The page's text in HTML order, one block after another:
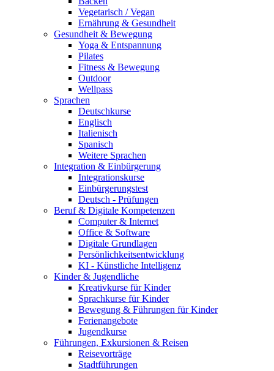
Vegetarisch / Vegan
Ernährung & Gesundheit
Gesundheit & Bewegung
Yoga & Entspannung
Pilates
Fitness & Bewegung
Outdoor
Wellpass
Sprachen
Deutschkurse
Englisch
Italienisch
Spanisch
Weitere Sprachen
Integration & Einbürgerung
Integrationskurse
Einbürgerungstest
Deutsch - Prüfungen
Beruf & Digitale Kompetenzen
Computer & Internet
Office & Software
Digitale Grundlagen
Persönlichkeitsentwicklung
KI - Künstliche Intelligenz
Kinder & Jugendliche
Kreativkurse für Kinder
Sprachkurse für Kinder
Bewegung & Führungen für Kinder
Ferienangebote
Jugendkurse
Führungen, Exkursionen & Reisen
Reisevorträge
Stadtführungen